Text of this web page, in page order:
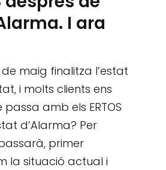
I ara
maig finalitza l’estat
i molts clients ens
amb els ERTOS
d’Alarma? Per
primer
la situació actual i